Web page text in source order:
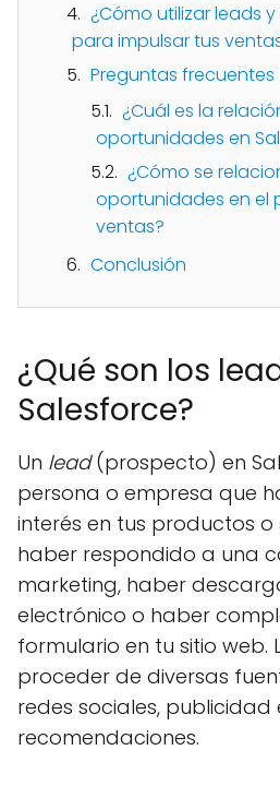
¿Cómo utilizar leads
para impulsar tus
Preguntas frecuentes
¿Cuál es la
oportunidades en
¿Cómo se
oportunidades en el
ventas?
Conclusión
¿Qué son los
Salesforce?
Un lead(prospecto) en
persona o empresa que
interés en tus productos o
haber respondido a una
marketing, haber
electrónico o haber
formulario en tu sitio web.
proceder de diversas
redes sociales, publicidad
recomendaciones.